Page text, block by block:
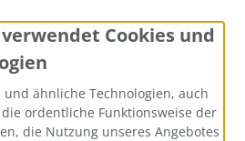
Cookies und
und ähnliche Technologien, auch
ordentliche Funktionsweise der
die Nutzung unseres Angebotes